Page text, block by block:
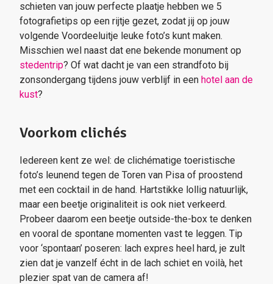
schieten van jouw perfecte plaatje hebben we 5
fotografietips op een rijtje gezet, zodat jij op jouw
volgende Voordeeluitje leuke foto’s kunt maken.
Misschien wel naast dat ene bekende monument op
stedentrip? Of wat dacht je van een strandfoto bij
zonsondergang tijdens jouw verblijf in een hotel aan de
kust?
Voorkom clichés
Iedereen kent ze wel: de clichématige toeristische
foto’s leunend tegen de Toren van Pisa of proostend
met een cocktail in de hand. Hartstikke lollig natuurlijk,
maar een beetje originaliteit is ook niet verkeerd.
Probeer daarom een beetje outside-the-box te denken
en vooral de spontane momenten vast te leggen. Tip
voor ‘spontaan’ poseren: lach expres heel hard, je zult
zien dat je vanzelf écht in de lach schiet en voilà, het
plezier spat van de camera af!